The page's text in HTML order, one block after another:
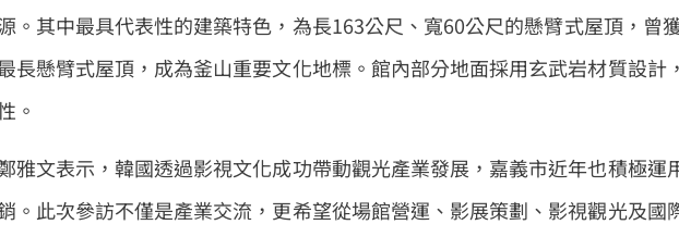
。其中最具代表性的建築特色，為長163公尺、寬60公尺的懸臂式屋頂，曾
長懸臂式屋頂，成為釜山重要文化地標。館內部分地面採用玄武岩材質設計
。
雅文表示，韓國透過影視文化成功帶動觀光產業發展，嘉義市近年也積極運
。此次參訪不僅是產業交流，更希望從場館營運、影展策劃、影視觀光及國